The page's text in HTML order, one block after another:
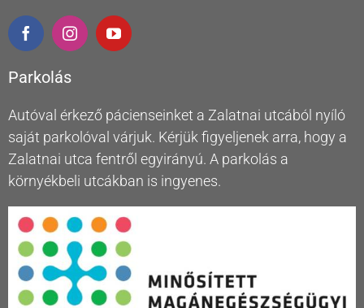
Parkolás
Autóval érkező pácienseinket a Zalatnai utcából nyíló
saját parkolóval várjuk. Kérjük figyeljenek arra, hogy a
Zalatnai utca fentről egyirányú. A parkolás a
környékbeli utcákban is ingyenes.